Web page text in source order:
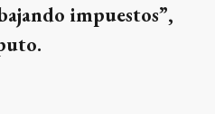
impuestos”,